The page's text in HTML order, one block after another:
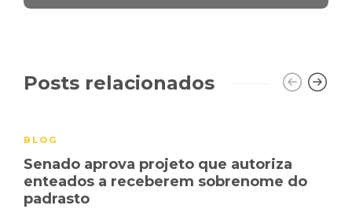
Posts relacionados
BLOG
Senado aprova projeto que autoriza
enteados a receberem sobrenome do
padrasto